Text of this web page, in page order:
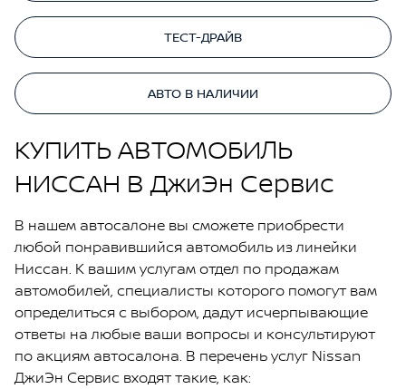
ТЕСТ-ДРАЙВ
АВТО В НАЛИЧИИ
КУПИТЬ АВТОМОБИЛЬ
НИССАН В ДжиЭн Сервис
В нашем автосалоне вы сможете приобрести
любой понравившийся автомобиль из линейки
Ниссан. К вашим услугам отдел по продажам
автомобилей, специалисты которого помогут вам
определиться с выбором, дадут исчерпывающие
ответы на любые ваши вопросы и консультируют
по акциям автосалона. В перечень услуг Nissan
ДжиЭн Сервис входят такие, как: